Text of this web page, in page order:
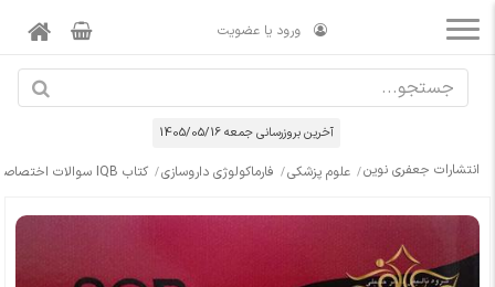
ورود یا عضویت
آخرین بروزرسانی جمعه 1405/05/16
انتشارات جعفری نوین علوم پزشکی فارماکولوژی داروسازی کتاب IQB سوالات اختصاصی فارماکوگنوزی(همراه با پاسخ تشریحی)